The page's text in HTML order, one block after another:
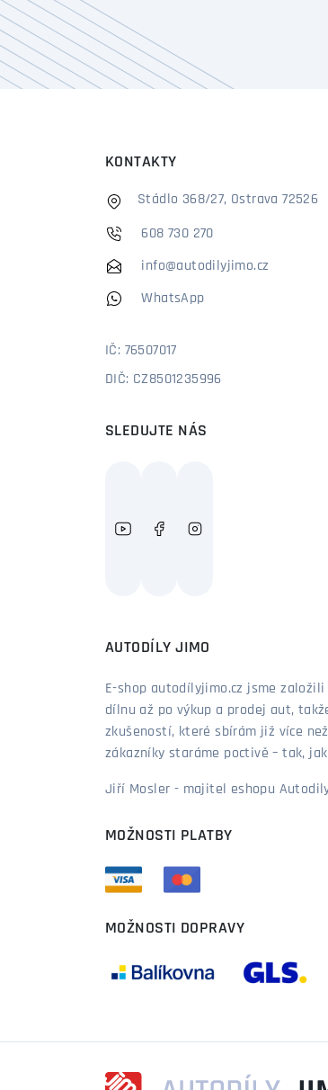
KONTAKTY
Stádlo 368/27, Ostrava 72526
608 730 270
info@autodilyjimo.cz
WhatsApp
IČ: 76507017
DIČ: CZ8501235996
SLEDUJTE NÁS
AUTODÍLY JIMO
E-shop autodílyjimo.cz jsme
dílnu až po výkup a prodej aut,
zkušeností, které sbírám již více
zákazníky staráme poctivě – tak,
Jiří Mosler - majitel eshopu
MOŽNOSTI PLATBY
MOŽNOSTI DOPRAVY